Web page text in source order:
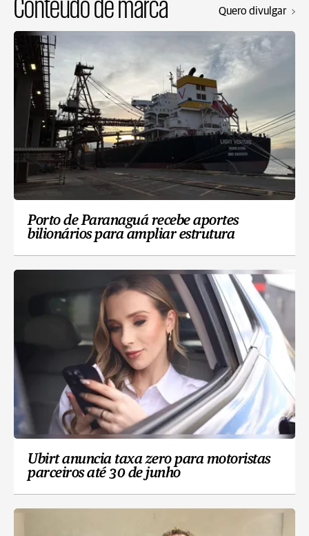
Quero divulgar
Porto de Paranaguá recebe aportes
bilionários para ampliar estrutura
Ubirt anuncia taxa zero para motoristas
parceiros até 30 de junho